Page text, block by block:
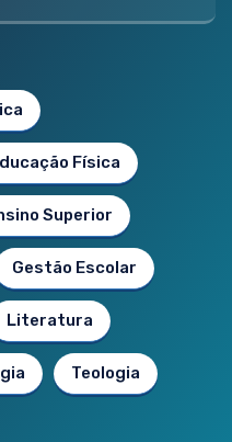
Física
Superior
Gestão Escolar
Literatura
Teologia